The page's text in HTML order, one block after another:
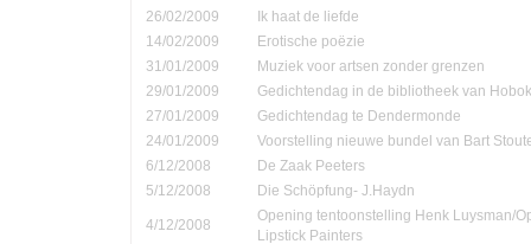
26/02/2009
Ik haat de liefde
14/02/2009
Erotische poëzie
31/01/2009
Muziek voor artsen zonder grenzen
29/01/2009
Gedichtendag in de bibliotheek van
27/01/2009
Gedichtendag te Dendermonde
24/01/2009
Voorstelling nieuwe bundel van Bart
6/12/2008
De Zaak Peeters
5/12/2008
Die Schöpfung- J.Haydn
4/12/2008
Opening tentoonstelling Henk Luysman/
Lipstick Painters